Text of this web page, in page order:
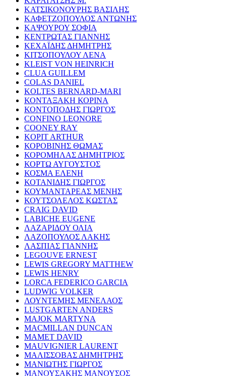
ΚΑΤΣΙΚΟΝΟΥΡΗΣ ΒΑΣΙΛΗΣ
ΚΑΦΕΤΖΟΠΟΥΛΟΣ ΑΝΤΩΝΗΣ
ΚΑΨΟΥΡΟΥ ΣΟΦΙΑ
ΚΕΝΤΡΩΤΑΣ ΓΙΑΝΝΗΣ
ΚΕΧΑΪΔΗΣ ΔΗΜΗΤΡΗΣ
ΚΙΤΣΟΠΟΥΛΟΥ ΛΕΝΑ
KLEIST VON HEINRICH
CLUA GUILLEM
COLAS DANIEL
KOLTES BERNARD-MARI
ΚΟΝΤΑΞΑΚΗ ΚΟΡΙΝΑ
ΚΟΝΤΟΠΟΔΗΣ ΓΙΩΡΓΟΣ
CONFINO LEONORE
COONEY RAY
KOPIT ARTHUR
ΚΟΡΟΒΙΝΗΣ ΘΩΜΑΣ
ΚΟΡΟΜΗΛΑΣ ΔΗΜΗΤΡΙΟΣ
ΚΟΡΤΩ ΑΥΓΟΥΣΤΟΣ
ΚΟΣΜΑ ΕΛΕΝΗ
ΚΟΤΑΝΙΔΗΣ ΓΙΩΡΓΟΣ
ΚΟΥΜΑΝΤΑΡΕΑΣ ΜΕΝΗΣ
ΚΟΥΤΣΟΛΕΛΟΣ ΚΩΣΤΑΣ
CRAIG DAVID
LABICHE EUGENE
ΛΑΖΑΡΙΔΟΥ ΟΛΙΑ
ΛΑΖΟΠΟΥΛΟΣ ΛΑΚΗΣ
ΛΑΣΠΙΑΣ ΓΙΑΝΝΗΣ
LEGOUVE ERNEST
LEWIS GREGORY MATTHEW
LEWIS HENRY
LORCA FEDERICO GARCIA
LUDWIG VOLKER
ΛΟΥΝΤΕΜΗΣ ΜΕΝΕΛΑΟΣ
LUSTGARTEN ANDERS
MAJOK MARTYNA
MACMILLAN DUNCAN
MAMET DAVID
MAUVIGNIER LAURENT
ΜΑΛΙΣΣΟΒΑΣ ΔΗΜΗΤΡΗΣ
ΜΑΝΙΩΤΗΣ ΓΙΩΡΓΟΣ
ΜΑΝΟΥΣΑΚΗΣ ΜΑΝΟΥΣΟΣ